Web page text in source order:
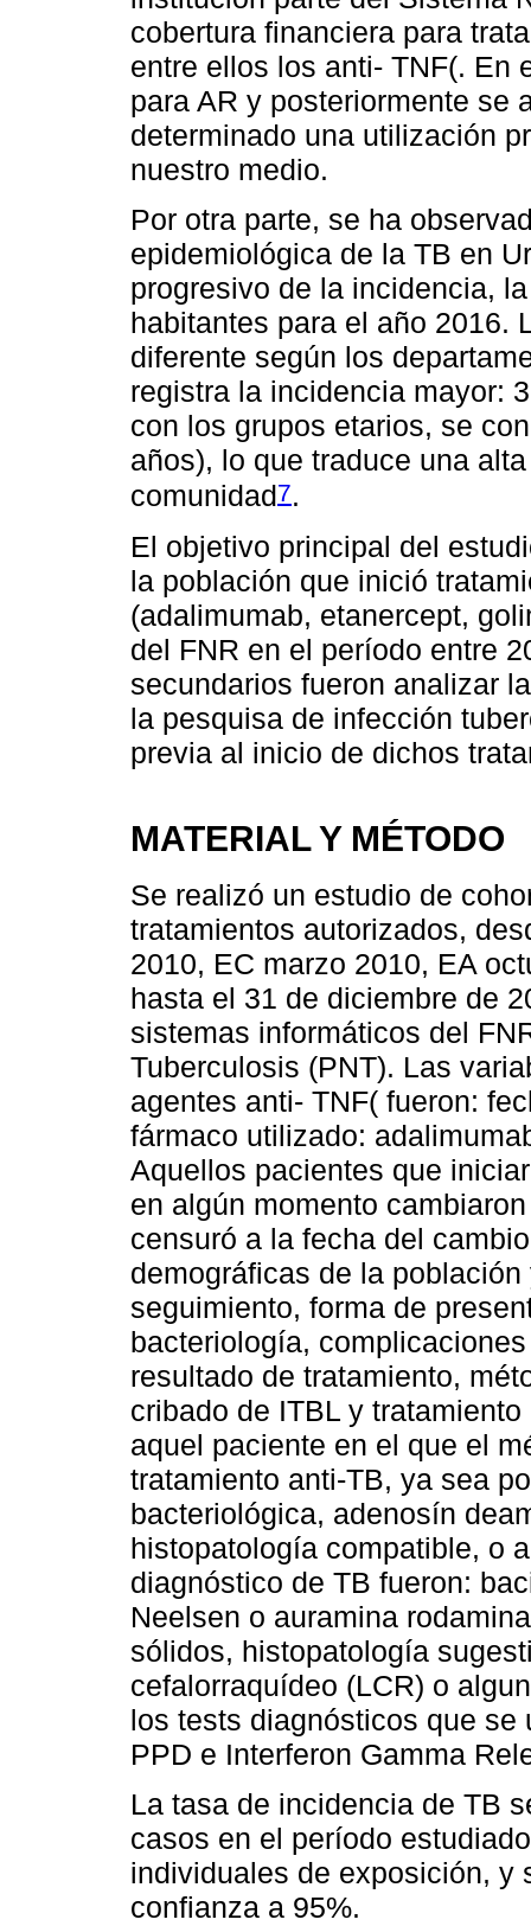
cobertura financiera para
entre ellos los anti- TNF(. En
para AR y posteriormente se
determinado una utilización
nuestro medio.
Por otra parte, se ha
epidemiológica de la TB en
progresivo de la incidencia,
habitantes para el año 2016.
diferente según los
registra la incidencia mayor:
con los grupos etarios, se
años), lo que traduce una
comunidad7.
El objetivo principal del
la población que inició
(adalimumab, etanercept,
del FNR en el período entre
secundarios fueron analizar
la pesquisa de infección
previa al inicio de dichos
MATERIAL Y MÉTODO
Se realizó un estudio de
tratamientos autorizados,
2010, EC marzo 2010, EA
hasta el 31 de diciembre de
sistemas informáticos del
Tuberculosis (PNT). Las
agentes anti- TNF( fueron:
fármaco utilizado:
Aquellos pacientes que
en algún momento
censuró a la fecha del
demográficas de la
seguimiento, forma de
bacteriología,
resultado de tratamiento,
cribado de ITBL y
aquel paciente en el que el
tratamiento anti-TB, ya sea
bacteriológica, adenosín
histopatología compatible, o
diagnóstico de TB fueron:
Neelsen o auramina
sólidos, histopatología
cefalorraquídeo (LCR) o
los tests diagnósticos que se
PPD e Interferon Gamma
La tasa de incidencia de TB
casos en el período
individuales de exposición, y
confianza a 95%.